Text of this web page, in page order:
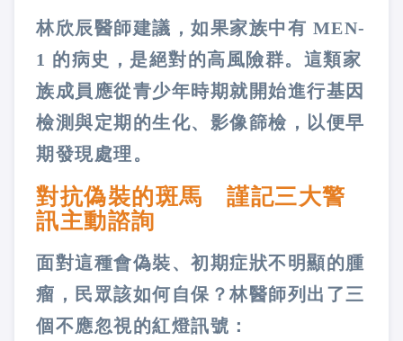
林欣辰醫師建議，如果家族中有 MEN-
1 的病史，是絕對的高風險群。這類家
族成員應從青少年時期就開始進行基因
檢測與定期的生化、影像篩檢，以便早
期發現處理。
對抗偽裝的斑馬 謹記三大警
訊主動諮詢
面對這種會偽裝、初期症狀不明顯的腫
瘤，民眾該如何自保？林醫師列出了三
個不應忽視的紅燈訊號：